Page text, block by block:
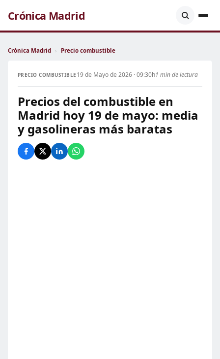
Crónica Madrid
Crónica Madrid › Precio combustible
PRECIO COMBUSTIBLE 19 de Mayo de 2026 · 09:30h1 min de lectura
Precios del combustible en
Madrid hoy 19 de mayo: media
y gasolineras más baratas